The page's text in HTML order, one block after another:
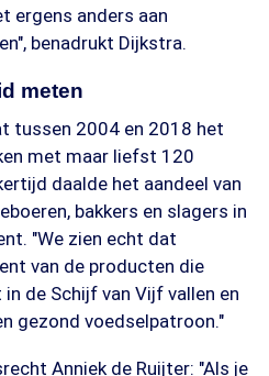
ergens anders aan
benadrukt Dijkstra.
meten
tussen 2004 en 2018 het
met maar liefst 120
daalde het aandeel van
bakkers en slagers in
"We zien echt dat
van de producten die
de Schijf van Vijf vallen en
gezond voedselpatroon."
Anniek de Ruijter: "Als je